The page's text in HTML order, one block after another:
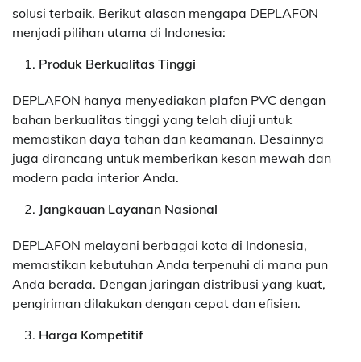
solusi terbaik. Berikut alasan mengapa DEPLAFON
menjadi pilihan utama di Indonesia:
Produk Berkualitas Tinggi
DEPLAFON hanya menyediakan plafon PVC dengan
bahan berkualitas tinggi yang telah diuji untuk
memastikan daya tahan dan keamanan. Desainnya
juga dirancang untuk memberikan kesan mewah dan
modern pada interior Anda.
Jangkauan Layanan Nasional
DEPLAFON melayani berbagai kota di Indonesia,
memastikan kebutuhan Anda terpenuhi di mana pun
Anda berada. Dengan jaringan distribusi yang kuat,
pengiriman dilakukan dengan cepat dan efisien.
Harga Kompetitif